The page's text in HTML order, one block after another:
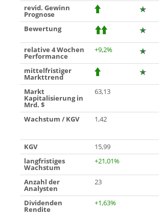
revid. Gewinn
Prognose
Bewertung
relative 4 Wochen
Performance
+9,2%
mittelfristiger
Markttrend
Markt
Kapitalisierung in
Mrd. $
63,13
Wachstum / KGV 1,42
KGV
15,99
langfristiges
Wachstum
+21,01%
Anzahl der
Analysten
23
Dividenden
Rendite
+1,63%